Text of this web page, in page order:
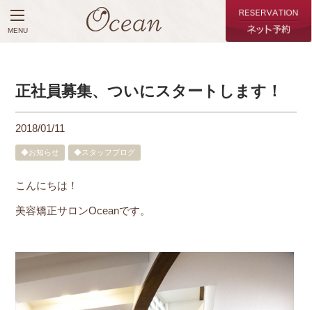
MENU
正社員募集、ついにスタートします！
2018/01/11
◆お知らせ ◆スタッフブログ
こんにちは！
美容矯正サロンOceanです。